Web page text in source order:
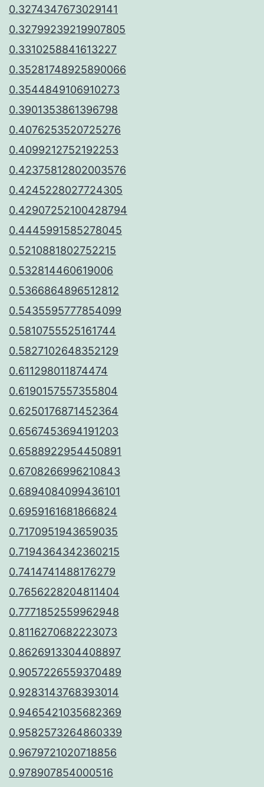
0.3274347673029141
0.32799239219907805
0.3310258841613227
0.35281748925890066
0.3544849106910273
0.3901353861396798
0.4076253520725276
0.4099212752192253
0.42375812802003576
0.4245228027724305
0.42907252100428794
0.4445991585278045
0.5210881802752215
0.532814460619006
0.5366864896512812
0.5435595777854099
0.5810755525161744
0.5827102648352129
0.611298011874474
0.6190157557355804
0.6250176871452364
0.6567453694191203
0.6588922954450891
0.6708266996210843
0.6894084099436101
0.6959161681866824
0.7170951943659035
0.7194364342360215
0.7414741488176279
0.7656228204811404
0.7771852559962948
0.8116270682223073
0.8626913304408897
0.9057226559370489
0.9283143768393014
0.9465421035682369
0.9582573264860339
0.9679721020718856
0.978907854000516